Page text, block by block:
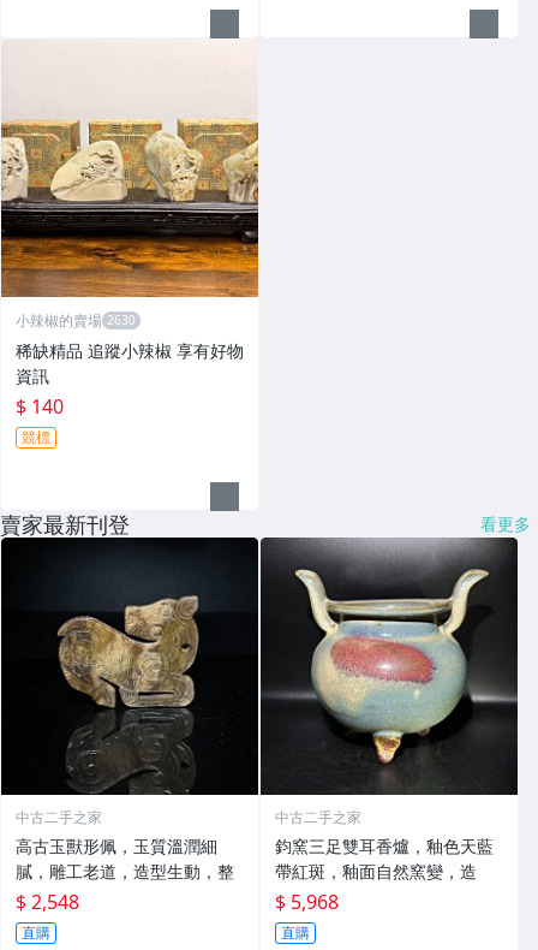
小辣椒的賣場
稀缺精品 追蹤小辣椒 享有好物
資訊
$ 140
競標
賣家最新刊登 看更多
中古二手之家
高古玉獸形佩，玉質溫潤細
膩，雕工老道，造型生動，整
$ 2,548
直購
中古二手之家
鈞窯三足雙耳香爐，釉色天藍
帶紅斑，釉面自然窯變，造
$ 5,968
直購